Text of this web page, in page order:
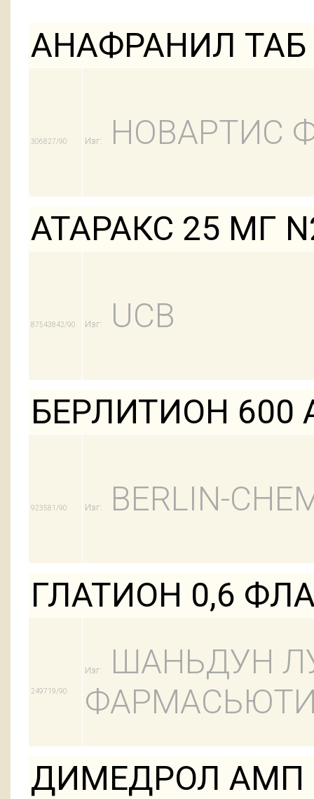
АНАФРАНИЛ ТАБ
306827/90 Изг: НОВАРТИС
АТАРАКС 25 МГ
87543842/90 Изг: UCB
БЕРЛИТИОН 600
923581/90 Изг: BERLIN-
ГЛАТИОН 0,6
249719/90
Изг:
ШАНЬДУН
ДИМЕДРОЛ АМП